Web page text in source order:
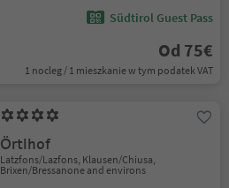
Südtirol Guest Pass
Od 75€
1 nocleg / 1 mieszkanie w tym podatek VAT
Örtlhof
Latzfons/Lazfons, Klausen/Chiusa,
Brixen/Bressanone and environs